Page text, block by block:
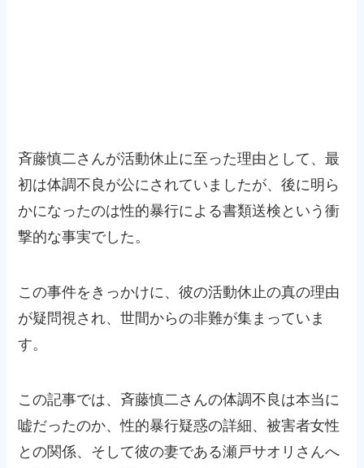
斉藤慎二さんが活動休止に至った理由として、最
初は体調不良が公にされていましたが、後に明ら
かになったのは性的暴行による書類送検という衝
撃的な事実でした。
この事件をきっかけに、彼の活動休止の真の理由
が疑問視され、世間からの非難が集まっていま
す。
この記事では、斉藤慎二さんの体調不良は本当に
嘘だったのか、性的暴行疑惑の詳細、被害者女性
との関係、そして彼の妻である瀬戸サオリさんへ